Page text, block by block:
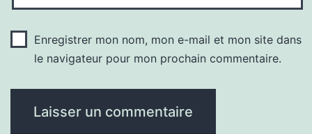
Enregistrer mon nom, mon e-mail et mon site dans
le navigateur pour mon prochain commentaire.